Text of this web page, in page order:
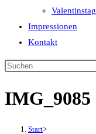
Valentinstag
Impressionen
Kontakt
IMG_9085
Start>